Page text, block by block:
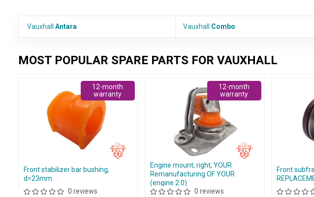
Vauxhall Antara Vauxhall Combo
MOST POPULAR SPARE PARTS FOR VAUXHALL
Front stabilizer bar bushing,
d=23mm
0 reviews
12-month
warranty
Engine mount, right, YOUR
Remanufacturing OF YOUR
(engine 2.0)
0 reviews
12-month
warranty
Front